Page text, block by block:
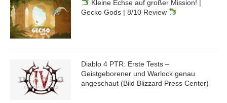
Kleine Echse auf großer Mission! |
Gecko Gods | 8/10 Review
Diablo 4 PTR: Erste Tests –
Geistgeborener und Warlock genau
angeschaut (Bild Blizzard Press Center)